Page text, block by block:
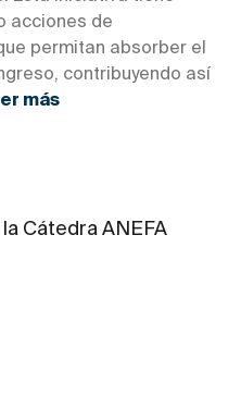
acciones de
permitan absorber el
contribuyendo así
más
Cátedra ANEFA